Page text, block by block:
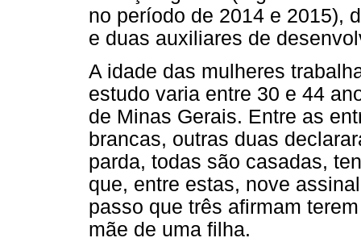
no período de 2014 e 2015),
e duas auxiliares de
A idade das mulheres
estudo varia entre 30 e 44
de Minas Gerais. Entre as
brancas, outras duas
parda, todas são casadas,
que, entre estas, nove
passo que três afirmam
mãe de uma filha.